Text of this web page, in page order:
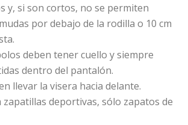
y, si son cortos, no se permiten
por debajo de la rodilla o 10 cm
deben tener cuello y siempre
dentro del pantalón.
llevar la visera hacia delante.
deportivas, sólo zapatos de